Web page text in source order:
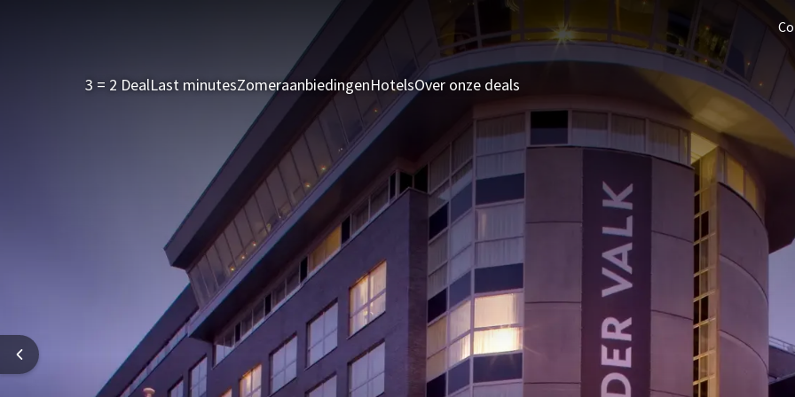
3 = 2 DealLast minutesZomeraanbiedingenHotelsOver onze deals Last minutes Zomeraanbiedingen